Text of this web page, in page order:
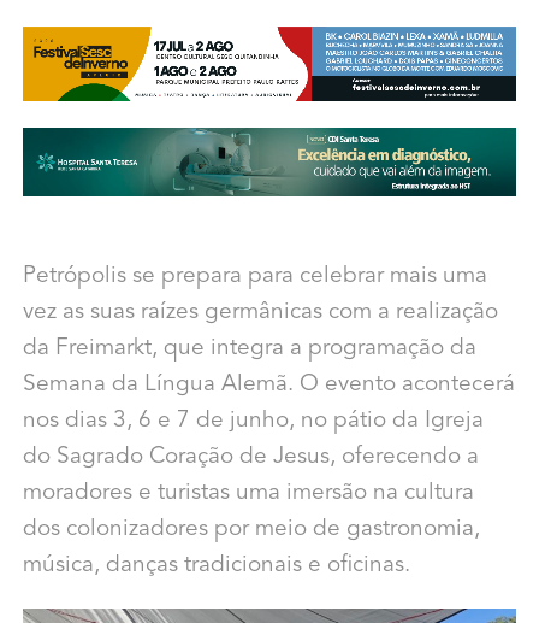
Petrópolis se prepara para celebrar mais uma
vez as suas raízes germânicas com a realização
da Freimarkt, que integra a programação da
Semana da Língua Alemã. O evento acontecerá
nos dias 3, 6 e 7 de junho, no pátio da Igreja
do Sagrado Coração de Jesus, oferecendo a
moradores e turistas uma imersão na cultura
dos colonizadores por meio de gastronomia,
música, danças tradicionais e oficinas.